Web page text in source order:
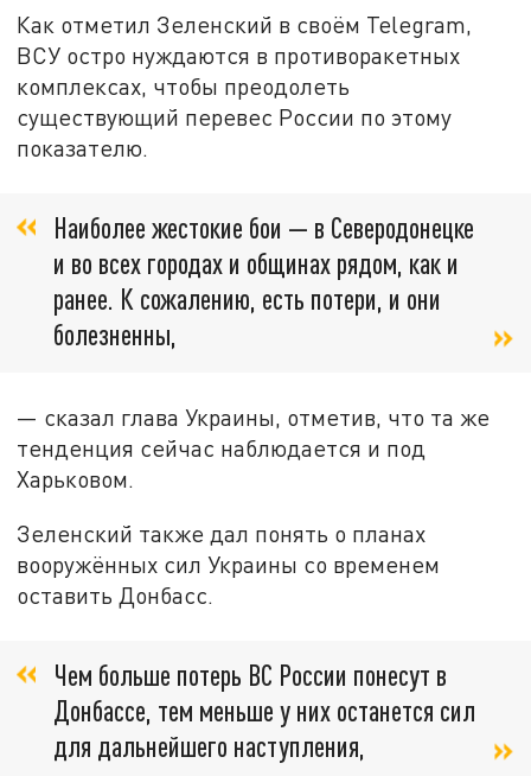
Как отметил Зеленский в своём Telegram,
ВСУ остро нуждаются в противоракетных
комплексах, чтобы преодолеть
существующий перевес России по этому
показателю.
Наиболее жестокие бои — в Северодонецке
и во всех городах и общинах рядом, как и
ранее. К сожалению, есть потери, и они
болезненны,
— сказал глава Украины, отметив, что та же
тенденция сейчас наблюдается и под
Харьковом.
Зеленский также дал понять о планах
вооружённых сил Украины со временем
оставить Донбасс.
Чем больше потерь ВС России понесут в
Донбассе, тем меньше у них останется сил
для дальнейшего наступления,